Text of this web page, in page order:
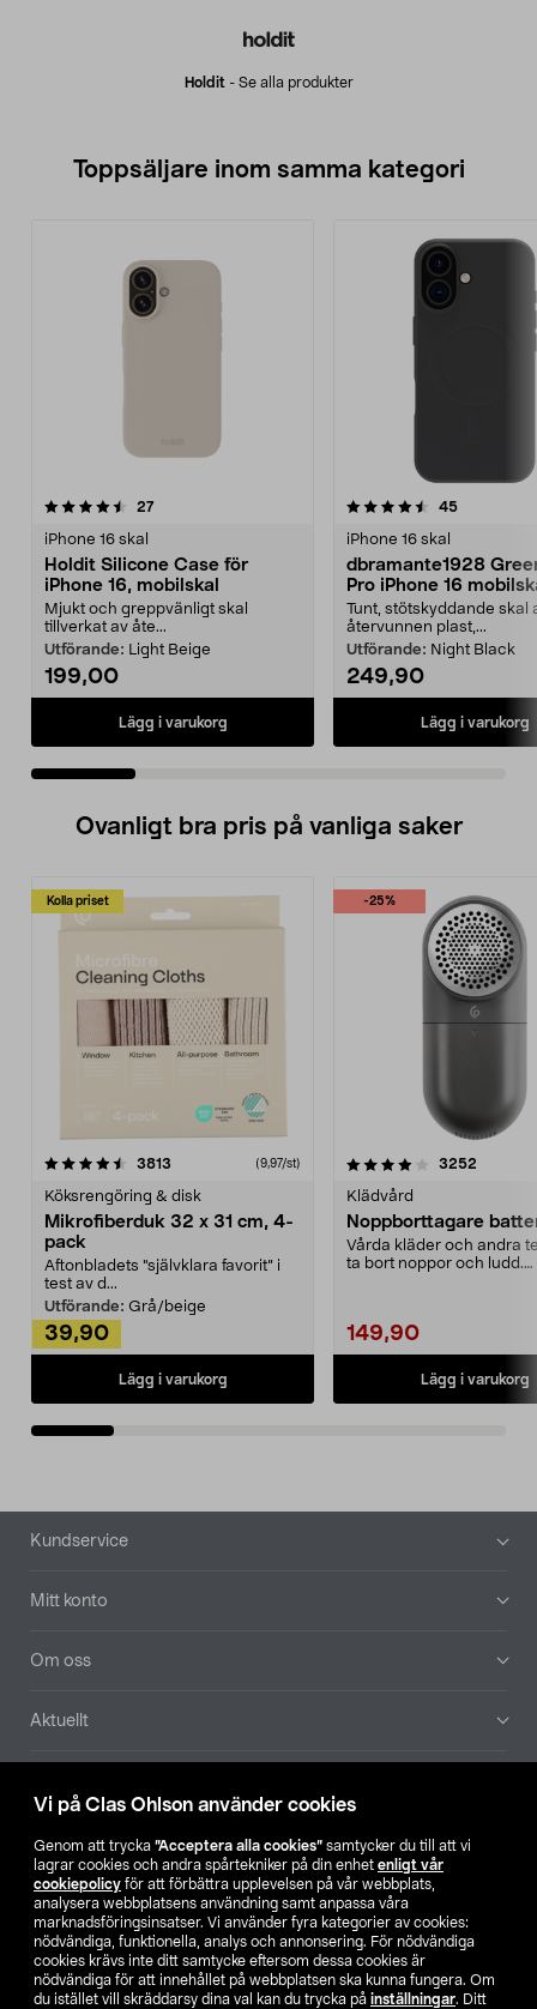
Vi på Clas Ohlson använder cookies
Genom att trycka ”Acceptera alla cookies” samtycker du till att vi
lagrar cookies och andra spårtekniker på din enhet enligt vår
cookiepolicy för att förbättra upplevelsen på vår webbplats,
analysera webbplatsens användning samt anpassa våra
marknadsföringsinsatser. Vi använder fyra kategorier av cookies:
nödvändiga, funktionella, analys och annonsering. För nödvändiga
cookies krävs inte ditt samtycke eftersom dessa cookies är
nödvändiga för att innehållet på webbplatsen ska kunna fungera. Om
du istället vill skräddarsy dina val kan du trycka på inställningar. Ditt
Holdit - Se alla produkter
Toppsäljare inom samma kategori
27recensioner
iPhone 16 skal
Holdit Silicone Case för
iPhone 16, mobilskal
Mjukt och greppvänligt skal
tillverkat av åte...
Utförande: Light Beige
199,00
Lägg i varukorg
4.5 av 5 stjärnor 45recensioner
iPhone 16 skal
dbramante1928
Pro iPhone 16
Tunt, stötskyddande skal
återvunnen plast,...
Utförande: Night Black
249,90
Lägg i varukorg
3.5 av 5 stjärnor
Ovanligt bra pris på vanliga saker
Kolla priset
3813 (9,97/st)
Köksrengöring & disk
Mikrofiberduk 32 x 31 cm, 4-
pack
Aftonbladets "självklara favorit” i
test av d...
Utförande: Grå/beige
39,90
Lägg i varukorg
-25%
4.0av 5 stjärnor 3252
Klädvård
Noppborttagare
Vårda kläder och andra
ta bort noppor och ludd.
149,90
Lägg i varukorg
4.5av 5 stjärnor
Sidfot
Kundservice
Mitt konto
Om oss
Aktuellt
Hitta butik
SE NO FI